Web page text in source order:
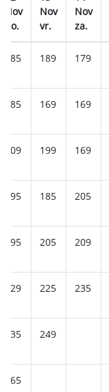
Nov
do.
Nov
vr.
Nov
za.
185 189 179
185 169 169
209 199 169
195 185 205
195 205 209
229 225 235
235 249
265